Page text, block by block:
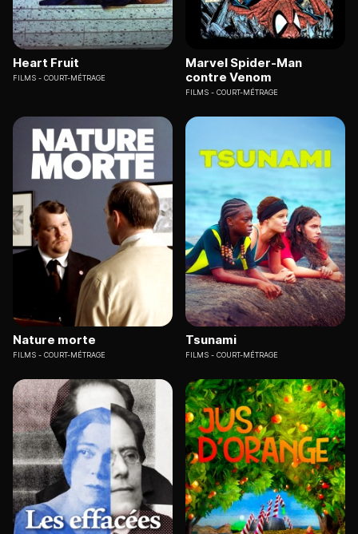
Heart Fruit
FILMS COURT-MÉTRAGE
Marvel Spider-Man
contre Venom
FILMS COURT-MÉTRAGE
Nature morte
FILMS COURT-MÉTRAGE
Tsunami
FILMS COURT-MÉTRAGE